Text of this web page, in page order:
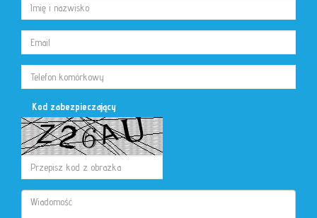
Kod zabezpieczający